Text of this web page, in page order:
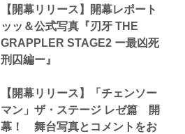
【開幕リリース】開幕レポート
ッッ＆公式写真『刃牙 THE
GRAPPLER STAGE2 ー最凶死
刑囚編ー』
【開幕リリース】「チェンソー
マン」ザ・ステージ レゼ篇 開
幕！ 舞台写真とコメントをお